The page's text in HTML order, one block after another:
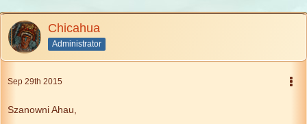
Chicahua
Administrator
Sep 29th 2015
Szanowni Ahau,